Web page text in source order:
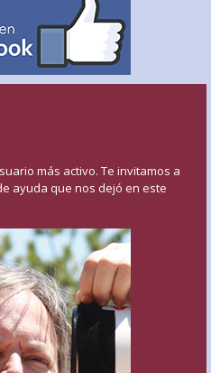
más activo. Te invitamos a
ayuda que nos dejó en este